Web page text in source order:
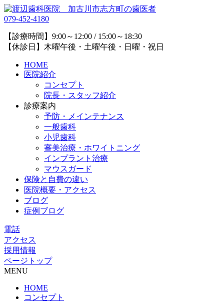
079-452-4180
【診療時間】9:00～12:00 / 15:00～18:30
【休診日】木曜午後・土曜午後・日曜・祝日
HOME
医院紹介
コンセプト
院長・スタッフ紹介
診療案内
予防・メインテナンス
一般歯科
小児歯科
審美治療・ホワイトニング
インプラント治療
マウスガード
保険と自費の違い
医院概要・アクセス
ブログ
症例ブログ
電話
アクセス
採用情報
ページトップ
MENU
HOME
コンセプト